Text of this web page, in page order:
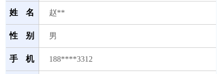
姓 名 赵**
性 别 男
手 机 188****3312